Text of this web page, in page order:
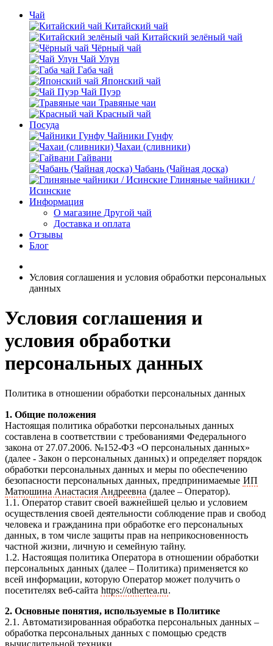
Чай
Китайский чай
Китайский зелёный чай
Чёрный чай
Чай Улун
Габа чай
Японский чай
Чай Пуэр
Травяные чаи
Красный чай
Посуда
Чайники Гунфу
Чахаи (сливники)
Гайвани
Чабань (Чайная доска)
Глиняные чайники /
Исинские
Информация
О магазине Другой чай
Доставка и оплата
Отзывы
Блог
Условия соглашения и условия обработки персональных
данных
Условия соглашения и
условия обработки
персональных данных
Политика в отношении обработки персональных данных
1. Общие положения
Настоящая политика обработки персональных данных
составлена в соответствии с требованиями Федерального
закона от 27.07.2006. №152-ФЗ «О персональных данных»
(далее - Закон о персональных данных) и определяет порядок
обработки персональных данных и меры по обеспечению
безопасности персональных данных, предпринимаемые ИП
Матюшина Анастасия Андреевна (далее – Оператор).
1.1. Оператор ставит своей важнейшей целью и условием
осуществления своей деятельности соблюдение прав и свобод
человека и гражданина при обработке его персональных
данных, в том числе защиты прав на неприкосновенность
частной жизни, личную и семейную тайну.
1.2. Настоящая политика Оператора в отношении обработки
персональных данных (далее – Политика) применяется ко
всей информации, которую Оператор может получить о
посетителях веб-сайта https://othertea.ru.
2. Основные понятия, используемые в Политике
2.1. Автоматизированная обработка персональных данных –
обработка персональных данных с помощью средств
вычислительной техники.